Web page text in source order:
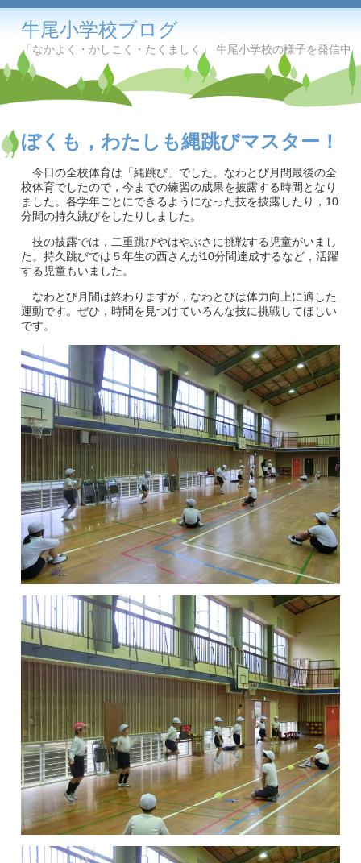
牛尾小学校ブログ
「なかよく・かしこく・たくましく」 牛尾小学校の様子を発信中
ぼくも，わたしも縄跳びマスター！
今日の全校体育は「縄跳び」でした。なわとび月間最後の全
校体育でしたので，今までの練習の成果を披露する時間となり
ました。各学年ごとにできるようになった技を披露したり，10
分間の持久跳びをしたりしました。
技の披露では，二重跳びやはやぶさに挑戦する児童がいまし
た。持久跳びでは５年生の西さんが10分間達成するなど，活躍
する児童もいました。
なわとび月間は終わりますが，なわとびは体力向上に適した
運動です。ぜひ，時間を見つけていろんな技に挑戦してほしい
です。